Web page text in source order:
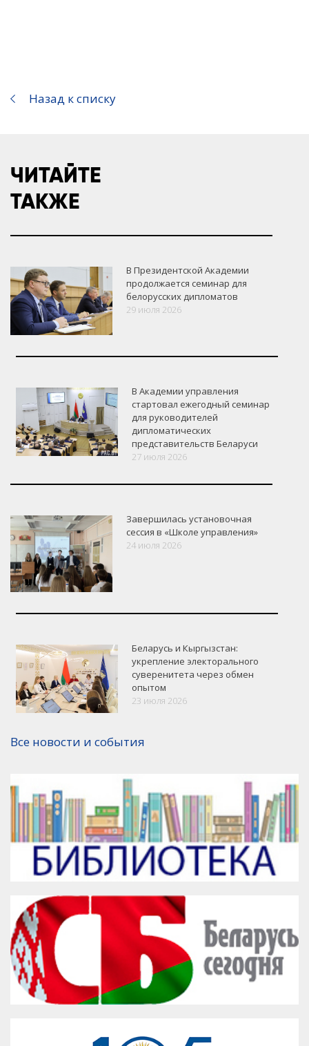
VK Google+ Facebook
Назад к списку
ЧИТАЙТЕ
ТАКЖЕ
В Президентской Академии
продолжается семинар для
белорусских дипломатов
29 июля 2026
В Академии управления
стартовал ежегодный семинар
для руководителей
дипломатических
представительств Беларуси
27 июля 2026
Завершилась установочная
сессия в «Школе управления»
24 июля 2026
Беларусь и Кыргызстан:
укрепление электорального
суверенитета через обмен
опытом
23 июля 2026
Все новости и события